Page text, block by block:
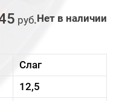
руб.Нет в наличии
Слаг
12,5